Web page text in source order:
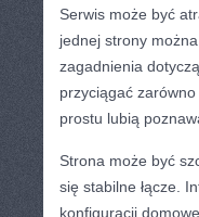
Serwis może być
jednej strony
zagadnienia
przyciągać
prostu lubią
Strona może być
się stabilne łącze.
konfiguracji